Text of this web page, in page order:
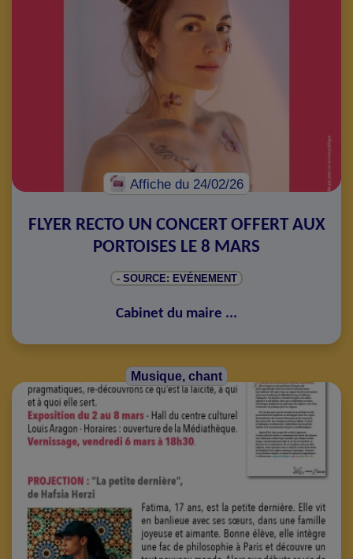
Affiche du 24/02/26
FLYER RECTO UN CONCERT OFFERT AUX
PORTOISES LE 8 MARS
- SOURCE: EVÉNEMENT
Cabinet du maire ...
Musique, chant